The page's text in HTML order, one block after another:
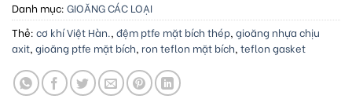
Danh mục: GIOĂNG CÁC LOẠI
Thẻ: cơ khí Việt Hàn., đệm ptfe mặt bích thép, gioăng nhựa chịu
axit, gioăng ptfe mặt bích, ron teflon mặt bích, teflon gasket